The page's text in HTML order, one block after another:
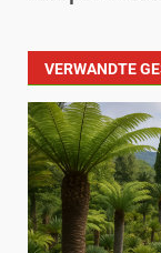
VERWANDTE